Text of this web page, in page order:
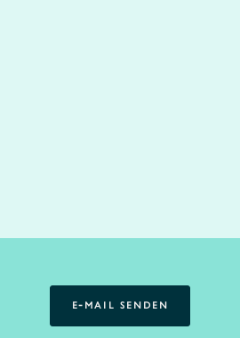
E-MAIL SENDEN
E-MAIL SENDEN